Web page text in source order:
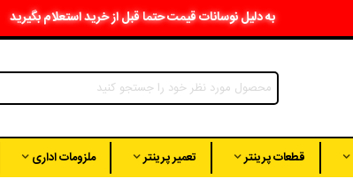
به دلیل نوسانات قیمت حتما قبل از خرید استعلام بگیرید
قطعات پرینتر تعمیر پرینتر ملزومات اداری